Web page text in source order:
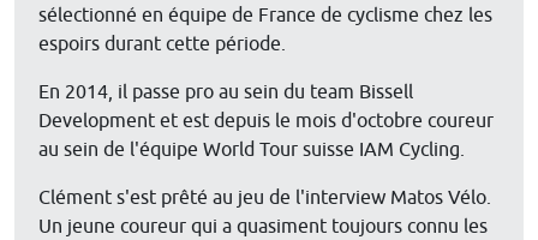
sélectionné en équipe de France de cyclisme chez les
espoirs durant cette période.
En 2014, il passe pro au sein du team Bissell
Development et est depuis le mois d'octobre coureur
au sein de l'équipe World Tour suisse IAM Cycling.
Clément s'est prêté au jeu de l'interview Matos Vélo.
Un jeune coureur qui a quasiment toujours connu les